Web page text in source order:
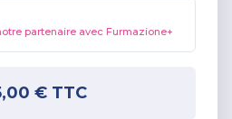
partenaire avec Furmazione+
€TTC